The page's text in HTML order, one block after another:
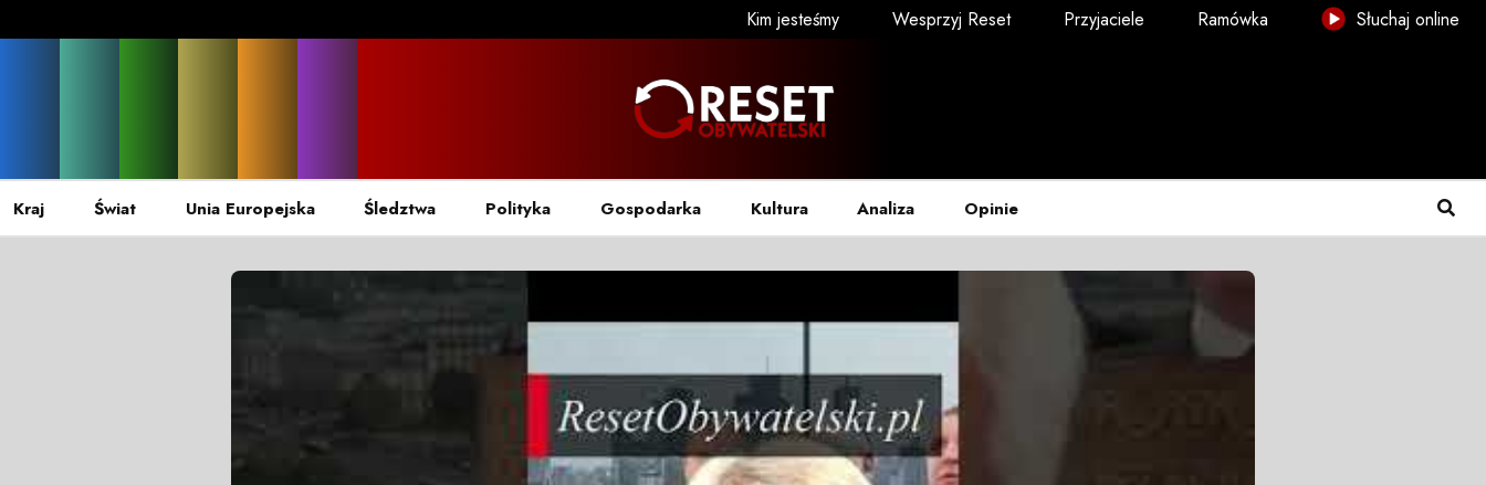
Kim jesteśmy Wesprzyj Reset Przyjaciele Ramówka Słuchaj online
Kraj Świat Unia Europejska Śledztwa Polityka Gospodarka Kultura Analiza Opinie